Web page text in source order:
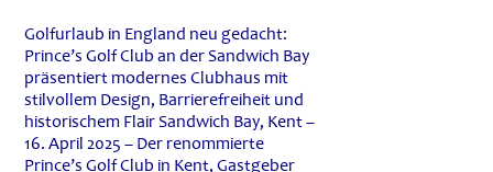
Golfurlaub in England neu gedacht:
Prince’s Golf Club an der Sandwich Bay
präsentiert modernes Clubhaus mit
stilvollem Design, Barrierefreiheit und
historischem Flair Sandwich Bay, Kent –
16. April 2025 – Der renommierte
Prince’s Golf Club in Kent, Gastgeber